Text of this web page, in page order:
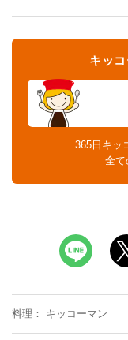
キッ
365日キッ
全て
料理 キッコーマン